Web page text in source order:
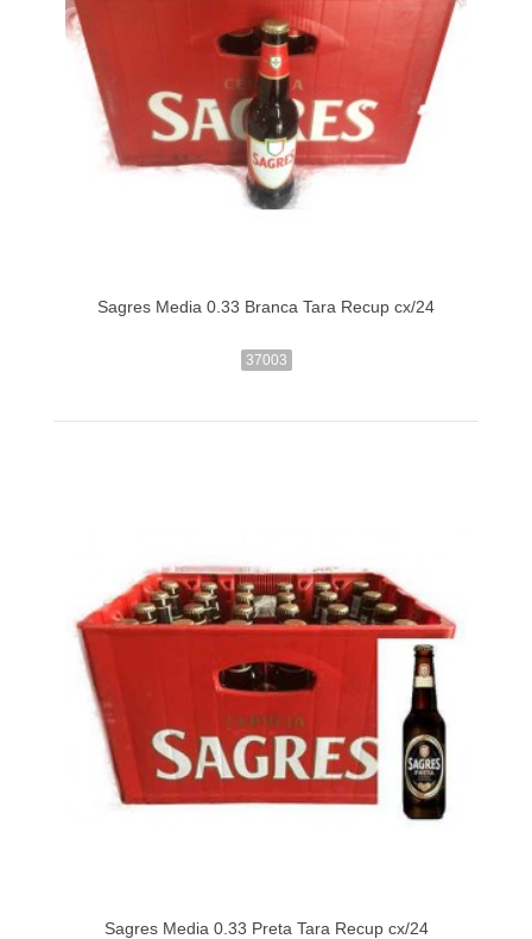
Sagres Media 0.33 Branca Tara Recup cx/24
37003
Sagres Media 0.33 Preta Tara Recup cx/24